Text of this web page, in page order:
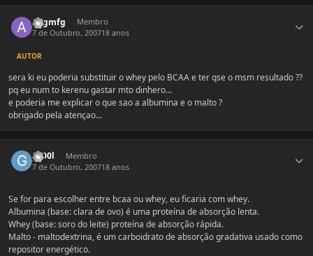
augmfg
Membro
7 de Outubro, 200718 anos
AUTOR
sera ki eu poderia substituir o whey pelo BCAA e ter qse o msm resultado ??
pq eu num to kerenu gastar mto dinhero...
e poderia me explicar o que sao a albumina e o malto ?
obrigado pela atençao...
gc00l
Membro
7 de Outubro, 200718 anos
Se for para escolher entre bcaa ou whey, eu ficaria com whey.
Albumina (base: clara de ovo) é uma proteína de absorção lenta.
Whey (base: soro do leite) proteína de absorção rápida.
Malto - maltodextrina, é um carboidrato de absorção gradativa usado como
repositor energético.